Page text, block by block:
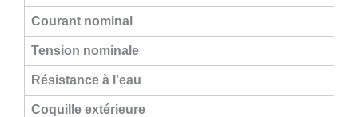
Courant nominal
Tension nominale
Résistance à l'eau
Coquille extérieure